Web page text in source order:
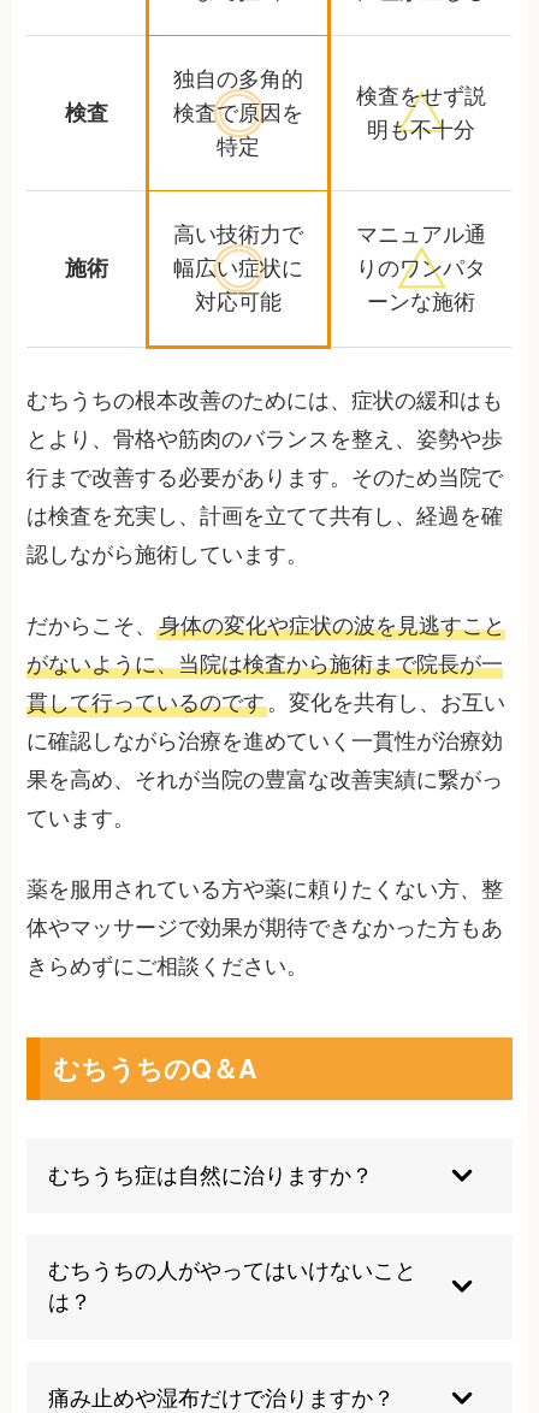
検査
独自の多角的
検査で原因を
特定
検査をせず説
明も不十分
施術
高い技術力で
幅広い症状に
対応可能
マニュアル通
りのワンパタ
ーンな施術
むちうちの根本改善のためには、症状の緩和はも
とより、骨格や筋肉のバランスを整え、姿勢や歩
行まで改善する必要があります。そのため当院で
は検査を充実し、計画を立てて共有し、経過を確
認しながら施術しています。
だからこそ、身体の変化や症状の波を見逃すこと
がないように、当院は検査から施術まで院長が一
貫して行っているのです。変化を共有し、お互い
に確認しながら治療を進めていく一貫性が治療効
果を高め、それが当院の豊富な改善実績に繋がっ
ています。
薬を服用されている方や薬に頼りたくない方、整
体やマッサージで効果が期待できなかった方もあ
きらめずにご相談ください。
むちうちのQ＆A
むちうち症は自然に治りますか？
回復しますが、症状が長くなる場合は医療機関の
取り組みが必要です。
むちうちの人がやってはいけないこと
は？
みが強い時は安静を守ってください。
痛み止めや湿布だけで治りますか？